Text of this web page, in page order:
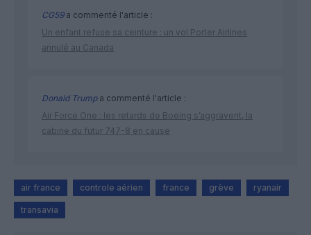
CG59a commenté l'article :
Un enfant refuse sa ceinture : un vol Porter Airlines
annulé au Canada
Donald Trumpa commenté l'article :
Air Force One : les retards de Boeing s’aggravent, la
cabine du futur 747-8 en cause
air france controle aérien france grève ryanair
transavia